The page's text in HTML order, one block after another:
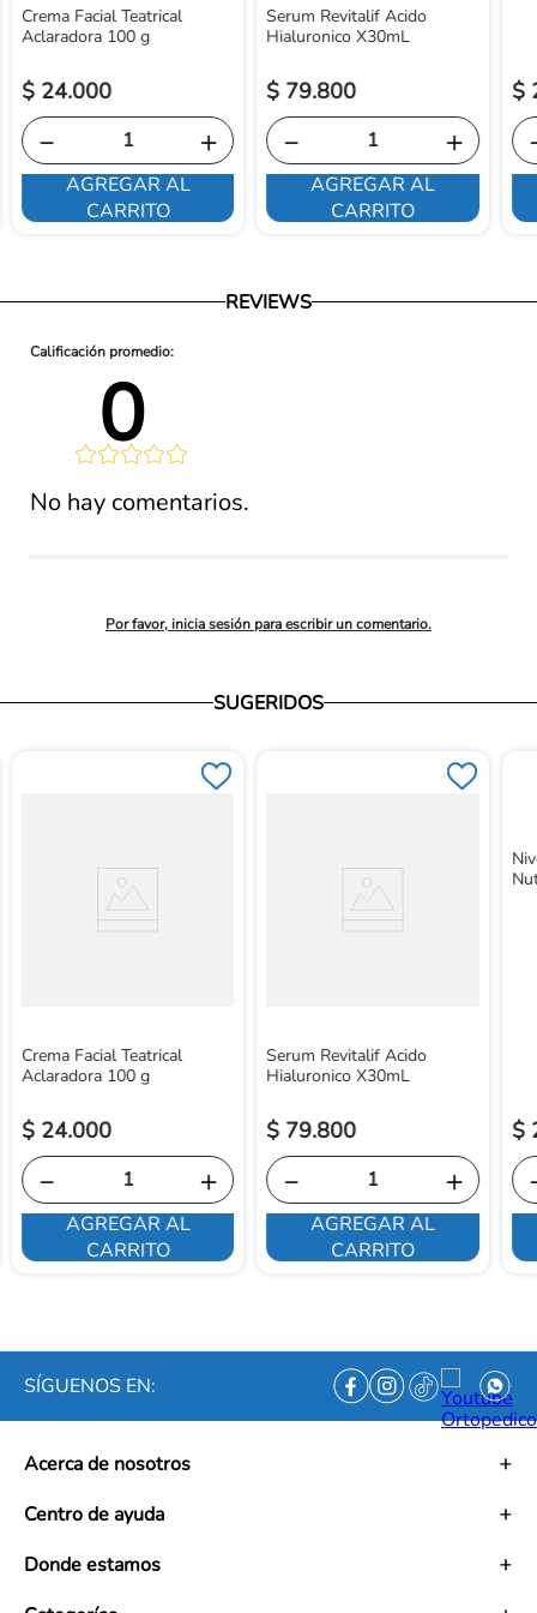
Crema Facial Teatrical
Aclaradora 100 g
$ 24.000
＋
－
AGREGAR AL
CARRITO
Serum Revitalif Acido
Hialuronico X30mL
$ 79.800
＋
－
AGREGAR AL
CARRITO
$
REVIEWS
0
Por favor, inicia sesión para escribir un comentario.
No hay comentarios.
SUGERIDOS
Crema Facial Teatrical
Aclaradora 100 g
$ 24.000
＋
－
AGREGAR AL
CARRITO
Serum Revitalif Acido
Hialuronico X30mL
$ 79.800
＋
－
AGREGAR AL
CARRITO
$
SÍGUENOS EN:
Acerca de nosotros
Misión
Trabaja con nosotros
Centro de ayuda
Políticas de tratamiento de datos personales
Donde estamos
Mapa de tiendas